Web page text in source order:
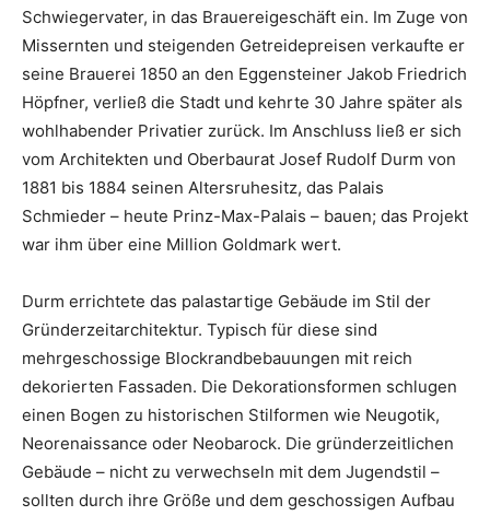
Schwiegervater, in das Brauereigeschäft ein. Im Zuge von
Missernten und steigenden Getreidepreisen verkaufte er
seine Brauerei 1850 an den Eggensteiner Jakob Friedrich
Höpfner, verließ die Stadt und kehrte 30 Jahre später als
wohlhabender Privatier zurück. Im Anschluss ließ er sich
vom Architekten und Oberbaurat Josef Rudolf Durm von
1881 bis 1884 seinen Altersruhesitz, das Palais
Schmieder – heute Prinz-Max-Palais – bauen; das Projekt
war ihm über eine Million Goldmark wert.
Durm errichtete das palastartige Gebäude im Stil der
Gründerzeitarchitektur. Typisch für diese sind
mehrgeschossige Blockrandbebauungen mit reich
dekorierten Fassaden. Die Dekorationsformen schlugen
einen Bogen zu historischen Stilformen wie Neugotik,
Neorenaissance oder Neobarock. Die gründerzeitlichen
Gebäude – nicht zu verwechseln mit dem Jugendstil –
sollten durch ihre Größe und dem geschossigen Aufbau